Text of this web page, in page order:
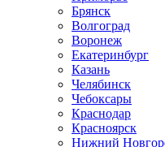
Брянск
Волгоград
Воронеж
Екатеринбург
Казань
Челябинск
Чебоксары
Краснодар
Красноярск
Нижний